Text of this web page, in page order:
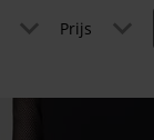
Prijs